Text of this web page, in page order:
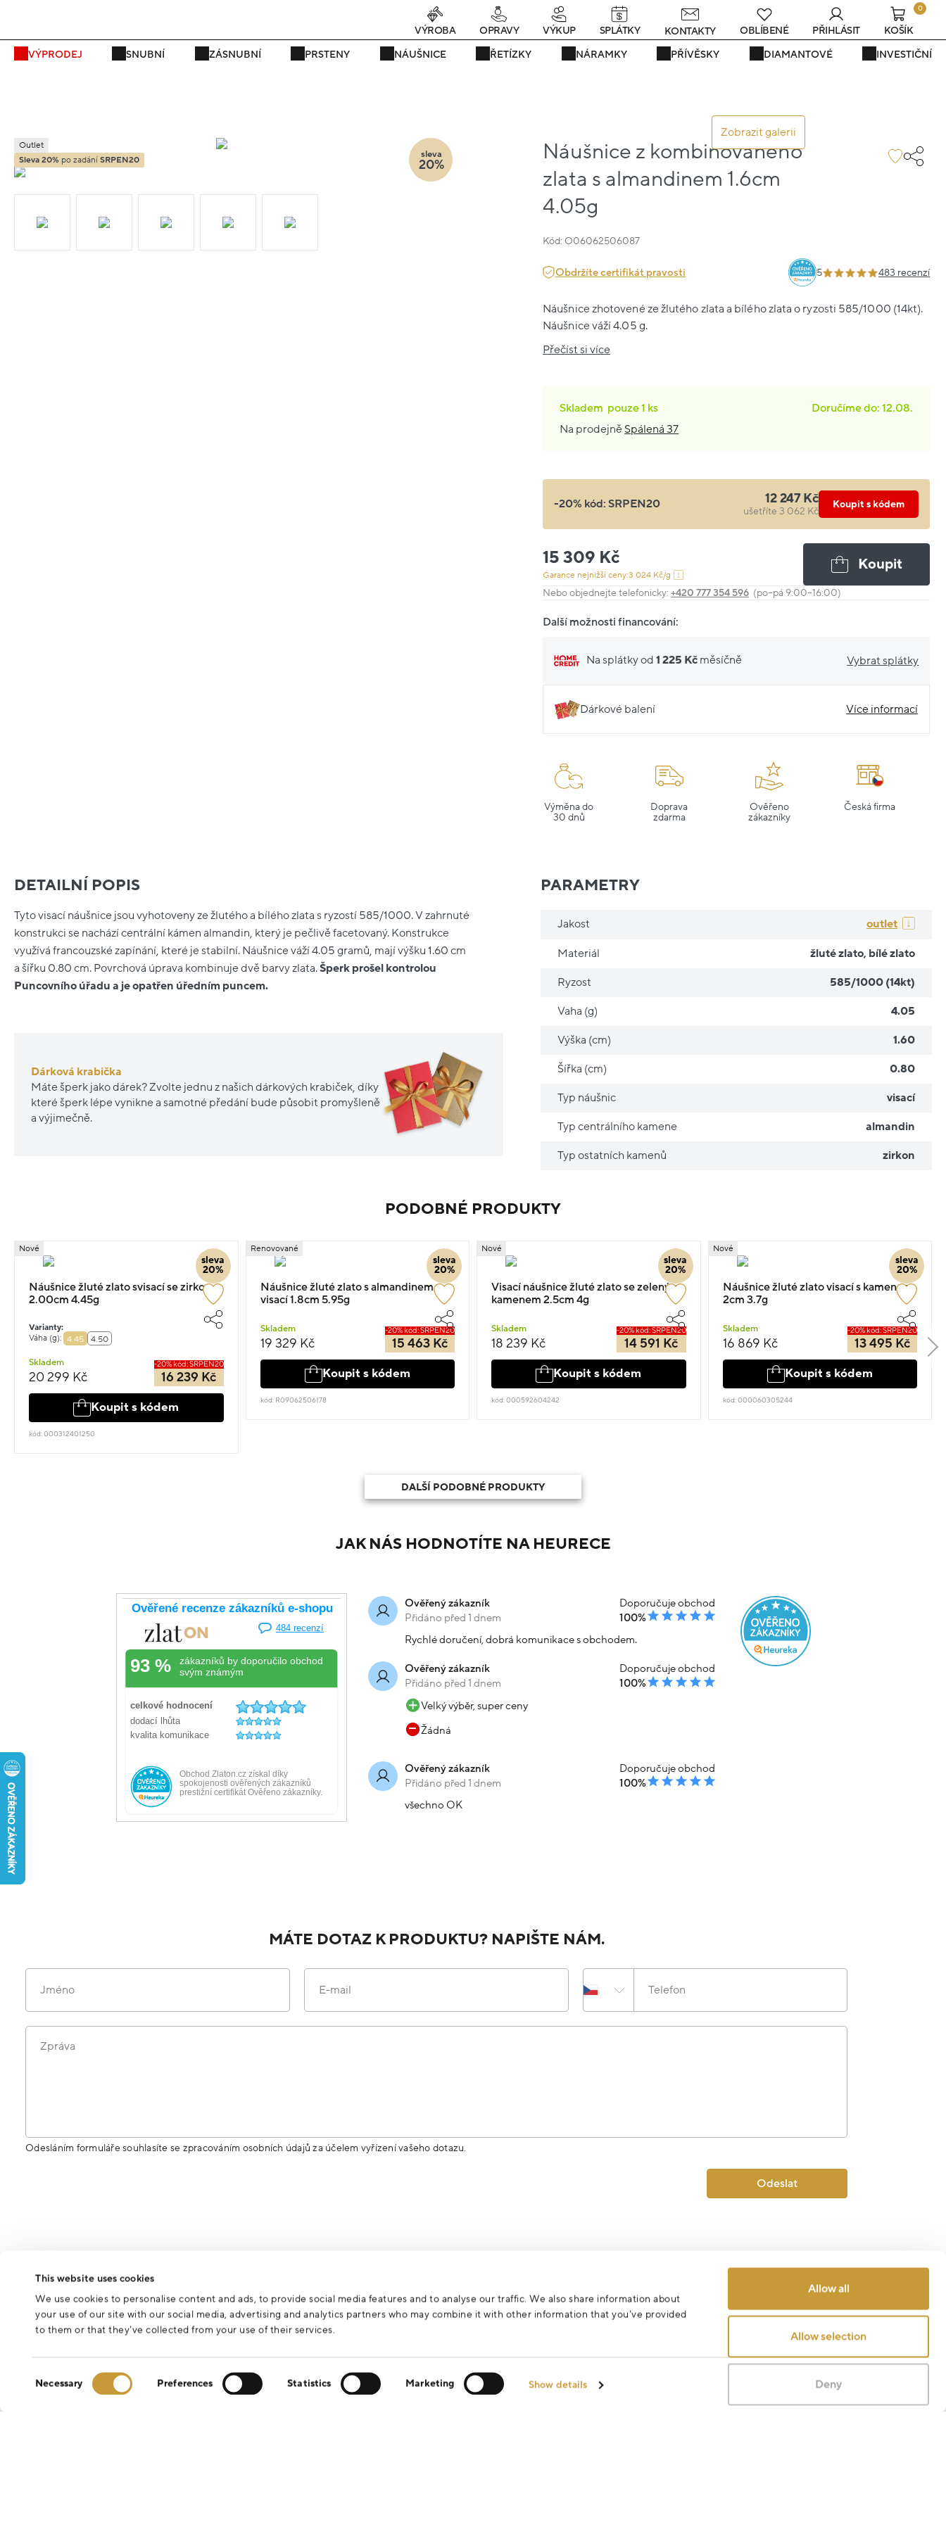
This website uses cookies
We use cookies to personalise content and ads, to provide social media features and to analyse our traffic. We also share information about
your use of our site with our social media, advertising and analytics partners who may combine it with other information that you’ve provided
to them or that they’ve collected from your use of their services.
Necessary Preferences Statistics Marketing Show details
Allow all
Allow selection
Deny
Právě teď! - 20 % na vše! Kód: SRPEN20 23 dní : 10h : 38m : 57s
VÝPRODEJ SNUBNÍ ZÁSNUBNÍ PRSTENY NÁUŠNICE ŘETÍZKY NÁRAMKY PŘÍVĚSKY DIAMANTOVÉ INVESTIČNÍ
VÝROBA OPRAVY VÝKUP SPLÁTKY KONTAKTY OBLÍBENÉ PŘIHLÁSIT
0
KOŠÍK
Zobrazit galerii
Náušnice z kombinovaného
zlata s almandinem 1.6cm
4.05g
Kód: O06062506087
Outlet
Sleva 20% po zadání SRPEN20
sleva
20%
Obdržíte certifikát pravosti 5 483 recenzí
Náušnice zhotovené ze žlutého zlata a bílého zlata o ryzosti 585/1000 (14kt).
Náušnice váží 4.05 g.
Přečíst si více
Skladem pouze1 ks
Doručíme do: 12.08.
Na prodejně Spálená 37
-20% kód:SRPEN20 12 247 Kč
ušetříte 3 062 Kč
Koupit s kódem
15 309 Kč
Garance nejnižší ceny:3 024 Kč/g
Koupit
Nebo objednejte telefonicky:+420 777 354 596 (po–pá 9:00–16:00)
Další možnosti financování:
Na splátky od1 225 Kč měsíčně Vybrat splátky
Dárkové balení Více informací
Výměna do
30 dnů
Doprava
zdarma
Ověřeno
zákazníky
Česká firma
DETAILNÍ POPIS
Tyto visací náušnice jsou vyhotoveny ze žlutého a bílého zlata s ryzostí 585/1000. V zahrnuté
konstrukci se nachází centrální kámen almandin, který je pečlivě facetovaný. Konstrukce
využívá francouzské zapínání, které je stabilní. Náušnice váží 4.05 gramů, mají výšku 1.60 cm
a šířku 0.80 cm. Povrchová úprava kombinuje dvě barvy zlata.Šperk prošel kontrolou
Puncovního úřadu a je opatřen úředním puncem.
Dárková krabička
Máte šperk jako dárek? Zvolte jednu z našich dárkových krabiček, díky
které šperk lépe vynikne a samotné předání bude působit promyšleně
a výjimečně.
PARAMETRY
Jakost outlet
Materiál žluté zlato, bílé zlato
Ryzost 585/1000 (14kt)
Vaha (g) 4.05
Výška (cm) 1.60
Šířka (cm) 0.80
Typ náušnic visací
Typ centrálního kamene almandin
Typ ostatních kamenů zirkon
PODOBNÉ PRODUKTY
sleva
20%
Nové
Náušnice žluté zlato svisací se zirkony
2.00cm 4.45g
Varianty:
Váha (g):
4.45 4.50
Skladem
20 299 Kč
-20% kód: SRPEN20
16 239 Kč
Koupit s kódem
kód: 000312401250
sleva
20%
Renovované
Náušnice žluté zlato s almandinem
visací 1.8cm 5.95g
Skladem
19 329 Kč
-20% kód: SRPEN20
15 463 Kč
Koupit s kódem
kód: R09062506178
sleva
20%
Nové
Visací náušnice žluté zlato se zeleným
kamenem 2.5cm 4g
Skladem
18 239 Kč
-20% kód: SRPEN20
14 591 Kč
Koupit s kódem
kód: 000592604242
sleva
20%
Nové
Náušnice žluté zlato visací s kamenem
2cm 3.7g
Skladem
16 869 Kč
-20% kód: SRPEN20
13 495 Kč
Koupit s kódem
kód: 000060305244
DALŠÍ PODOBNÉ PRODUKTY
JAK NÁS HODNOTÍTE NA HEURECE
Ověřený zákazník
Přidáno před 1 dnem
Doporučuje obchod
100%
Rychlé doručení, dobrá komunikace s obchodem.
Ověřený zákazník
Přidáno před 1 dnem
Doporučuje obchod
100%
Velký výběr, super ceny
Žádná
Ověřený zákazník
Přidáno před 1 dnem
Doporučuje obchod
100%
všechno OK
MÁTE DOTAZ K PRODUKTU? NAPIŠTE NÁM.
Jméno E-mail Telefon
Zpráva
Odesláním formuláře souhlasíte se zpracováním osobních údajů za účelem vyřízení vašeho dotazu.
Odeslat